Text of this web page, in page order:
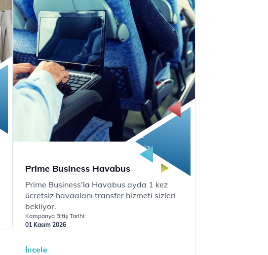
Prime Business Havabus
​​​​​​​​​​Prime Business’la Havabus ayda 1 kez
ücretsiz havaalanı transfer hizmeti sizleri
bekliyor.​​​
Kampanya Bitiş Tarihi:
01 Kasım 2026
İncele
1kez
ücretsiz